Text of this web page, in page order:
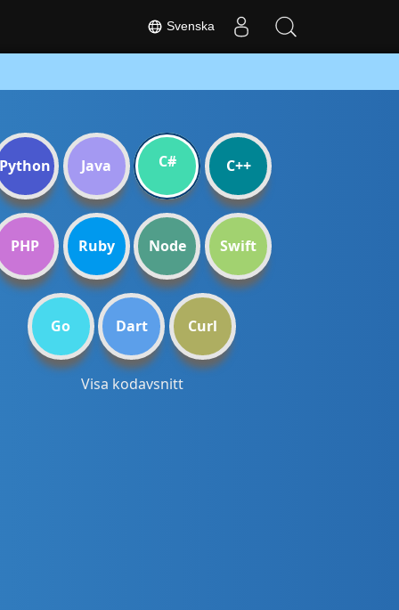
Python Java C# C++
PHP Ruby Node Swift
Go Dart Curl
Visa kodavsnitt
Svenska